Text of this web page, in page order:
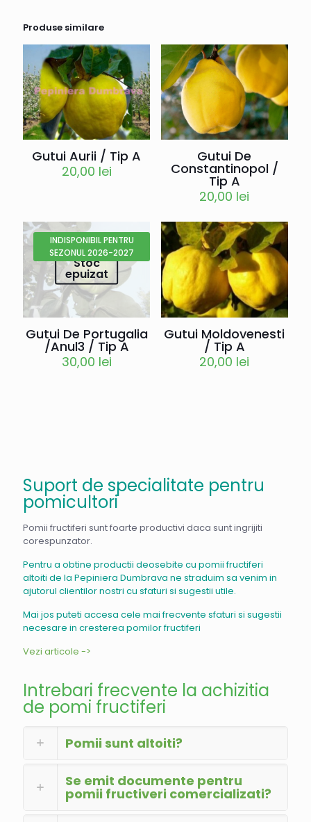
Produse similare
Gutui Aurii / Tip A
20,00 lei
Gutui De
Constantinopol /
Tip A
20,00 lei
INDISPONIBIL PENTRU
SEZONUL 2026-2027
Stoc
epuizat
Gutui De Portugalia
/Anul3 / Tip A
30,00 lei
Gutui Moldovenesti
/ Tip A
20,00 lei
Suport de specialitate pentru
pomicultori
Pomii fructiferi sunt foarte productivi daca sunt ingrijiti
corespunzator.
Pentru a obtine productii deosebite cu pomii fructiferi
altoiti de la Pepiniera Dumbrava ne straduim sa venim in
ajutorul clientilor nostri cu sfaturi si sugestii utile.
Mai jos puteti accesa cele mai frecvente sfaturi si sugestii
necesare in cresterea pomilor fructiferi
Vezi articole ->
Intrebari frecvente la achizitia
de pomi fructiferi
Pomii sunt altoiti?
Se emit documente pentru
pomii fructiveri comercializati?